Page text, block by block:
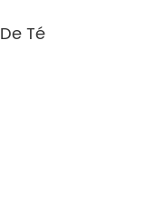
Té